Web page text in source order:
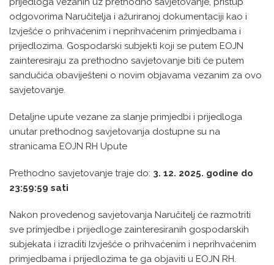
odgovorima Naručitelja i ažuriranoj dokumentaciji kao i
Izvješće o prihvaćenim i neprihvaćenim primjedbama i
prijedlozima. Gospodarski subjekti koji se putem EOJN
zainteresiraju za prethodno savjetovanje biti će putem
sandučića obaviješteni o novim objavama vezanim za ovo
savjetovanje.
Detaljne upute vezane za slanje primjedbi i prijedloga
unutar prethodnog savjetovanja dostupne su na
stranicama EOJN RH Upute
Prethodno savjetovanje traje do: 3. 12. 2025. godine do
23:59:59 sati
Nakon provedenog savjetovanja Naručitelj će razmotriti
sve primjedbe i prijedloge zainteresiranih gospodarskih
subjekata i izraditi Izvješće o prihvaćenim i neprihvaćenim
primjedbama i prijedlozima te ga objaviti u EOJN RH.